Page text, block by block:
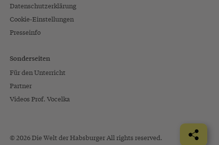
Datenschutzerklärung
Cookie-Einstellungen
Presseinfo
Sonderseiten
Für den Unterricht
Partner
Videos Prof. Vocelka
© 2026 Die Welt der Habsburger All rights reserved.